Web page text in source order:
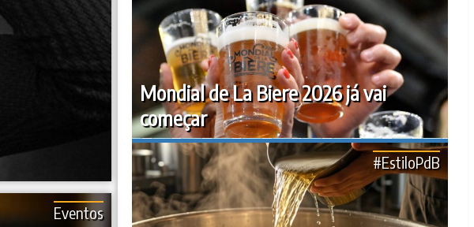
Eventos
Mondial de La Biere 2026 já vai
começar
#EstiloPdB